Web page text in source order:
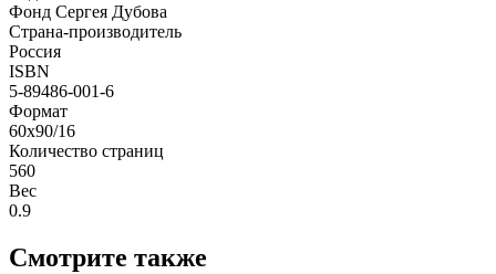
Фонд Сергея Дубова
Страна-производитель
Россия
ISBN
5-89486-001-6
Формат
60х90/16
Количество страниц
560
Вес
0.9
Смотрите также